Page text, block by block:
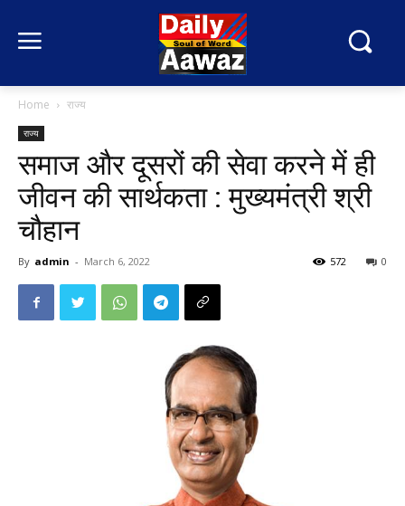
Home राज्य
राज्य
समाज और दूसरों की सेवा करने में ही
जीवन की सार्थकता : मुख्यमंत्री श्री
चौहान
By admin - March 6, 2022 0
572